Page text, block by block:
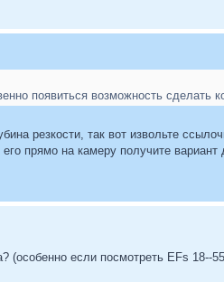
появиться возможность сделать
резкости, так вот извольте
прямо на камеру получите вариант
(особенно если посмотреть EFs 18--